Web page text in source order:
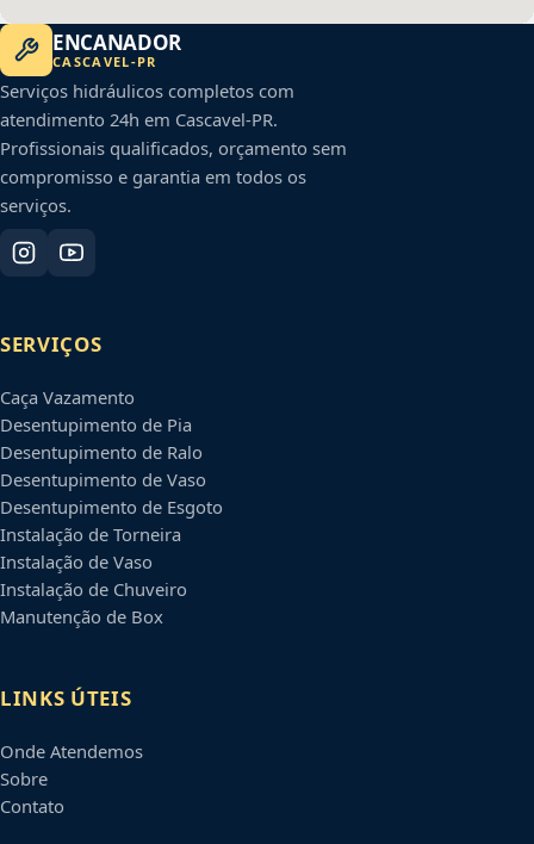
ENCANADOR
CASCAVEL-PR
Serviços hidráulicos completos com
atendimento 24h em Cascavel-PR.
Profissionais qualificados, orçamento sem
compromisso e garantia em todos os
serviços.
SERVIÇOS
Caça Vazamento
Desentupimento de Pia
Desentupimento de Ralo
Desentupimento de Vaso
Desentupimento de Esgoto
Instalação de Torneira
Instalação de Vaso
Instalação de Chuveiro
Manutenção de Box
LINKS ÚTEIS
Onde Atendemos
Sobre
Contato